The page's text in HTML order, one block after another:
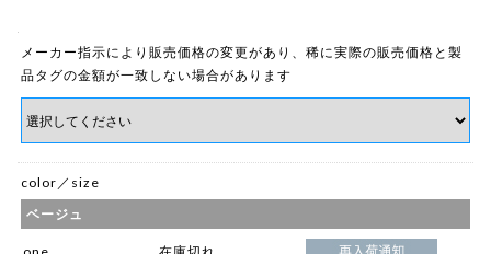
メーカー指示により販売価格の変更があり、稀に実際の販売価格と製
品タグの金額が一致しない場合があります
color／size
ベージュ